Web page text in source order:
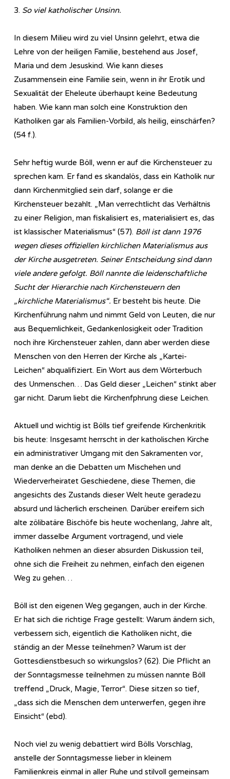
3. So viel katholischer Unsinn.
In diesem Milieu wird zu viel Unsinn gelehrt, etwa die
Lehre von der heiligen Familie, bestehend aus Josef,
Maria und dem Jesuskind. Wie kann dieses
Zusammensein eine Familie sein, wenn in ihr Erotik und
Sexualität der Eheleute überhaupt keine Bedeutung
haben. Wie kann man solch eine Konstruktion den
Katholiken gar als Familien-Vorbild, als heilig, einschärfen?
(54 f.).
Sehr heftig wurde Böll, wenn er auf die Kirchensteuer zu
sprechen kam. Er fand es skandalös, dass ein Katholik nur
dann Kirchenmitglied sein darf, solange er die
Kirchensteuer bezahlt. „Man verrechtlicht das Verhältnis
zu einer Religion, man fiskalisiert es, materialisiert es, das
ist klassischer Materialismus“ (57). Böll ist dann 1976
wegen dieses offiziellen kirchlichen Materialismus aus
der Kirche ausgetreten. Seiner Entscheidung sind dann
viele andere gefolgt. Böll nannte die leidenschaftliche
Sucht der Hierarchie nach Kirchensteuern den
„kirchliche Materialismus“. Er besteht bis heute. Die
Kirchenführung nahm und nimmt Geld von Leuten, die nur
aus Bequemlichkeit, Gedankenlosigkeit oder Tradition
noch ihre Kirchensteuer zahlen, dann aber werden diese
Menschen von den Herren der Kirche als „Kartei-
Leichen“ abqualifiziert. Ein Wort aus dem Wörterbuch
des Unmenschen… Das Geld dieser „Leichen“ stinkt aber
gar nicht. Darum liebt die Kirchenfphrung diese Leichen.
Aktuell und wichtig ist Bölls tief greifende Kirchenkritik
bis heute: Insgesamt herrscht in der katholischen Kirche
ein administrativer Umgang mit den Sakramenten vor,
man denke an die Debatten um Mischehen und
Wiederverheiratet Geschiedene, diese Themen, die
angesichts des Zustands dieser Welt heute geradezu
absurd und lächerlich erscheinen. Darüber ereifern sich
alte zölibatäre Bischöfe bis heute wochenlang, Jahre alt,
immer dasselbe Argument vortragend, und viele
Katholiken nehmen an dieser absurden Diskussion teil,
ohne sich die Freiheit zu nehmen, einfach den eigenen
Weg zu gehen…
Böll ist den eigenen Weg gegangen, auch in der Kirche.
Er hat sich die richtige Frage gestellt: Warum ändern sich,
verbessern sich, eigentlich die Katholiken nicht, die
ständig an der Messe teilnehmen? Warum ist der
Gottesdienstbesuch so wirkungslos? (62). Die Pflicht an
der Sonntagsmesse teilnehmen zu müssen nannte Böll
treffend „Druck, Magie, Terror“. Diese sitzen so tief,
„dass sich die Menschen dem unterwerfen, gegen ihre
Einsicht“ (ebd).
Noch viel zu wenig debattiert wird Bölls Vorschlag,
anstelle der Sonntagsmesse lieber in kleinem
Familienkreis einmal in aller Ruhe und stilvoll gemeinsam